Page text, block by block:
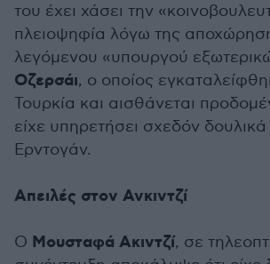
του έχει χάσει την
πλειοψηφία λόγω της
λεγόμενου «υπουργού
Οζερσάι, ο οποίος
Τουρκία και αισθάνεται
είχε υπηρετήσει σχεδόν δουλικά
Ερντογάν.
Απειλές στον Ανκιντζί
Ο Μουσταφά Ακιντζί, σε